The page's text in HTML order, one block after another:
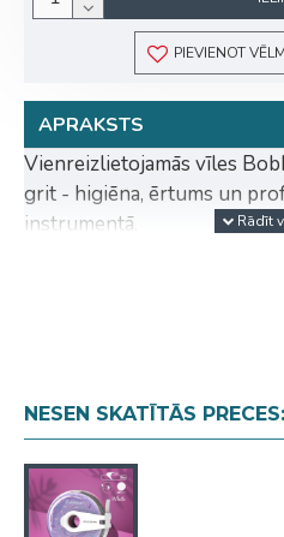
PIEVIENOT
APRAKSTS
Vienreizlietojamās vīles
grit - higiēna, ērtums un
instrumentā.
Priekšrocības:
Vienreizlietojamās
plastmasas futrālī.
Saderīgas ar
NESEN SKATĪTĀS PRECES: